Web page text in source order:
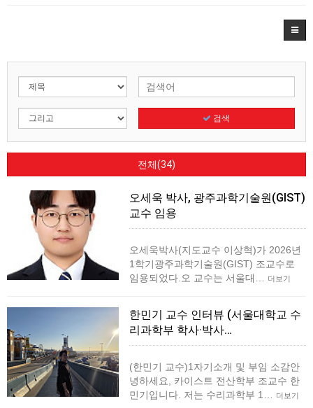
검색
전체(34)
오세욱 박사, 광주과학기술원(GIST)
교수 임용
오세욱박사(지도교수 이상혁)가 2026년
1학기광주과학기술원(GIST) 조교수로
임용되었다.오 교수는 서울대… 더보기
한민기 교수 인터뷰 (서울대학교 수
리과학부 학사·박사…
(한민기 교수)1자기소개 및 부임 소감안
녕하세요, 카이스트 전산학부 조교수 한
민기입니다. 저는 수리과학부 1… 더보기